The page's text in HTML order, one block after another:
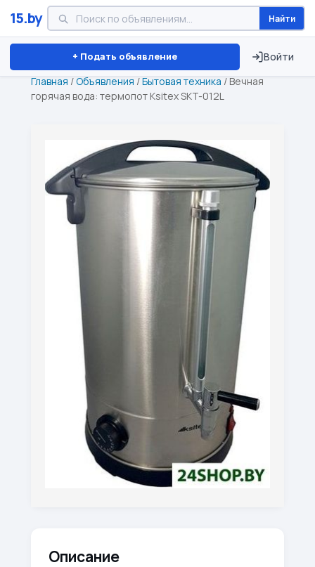
15.by Найти
+ Подать объявление Войти
Минск Витебск Брест ⏱ ТОЛЬКО 15 ДНЕЙ
Главная /Объявления /Бытовая техника / Вечная
горячая вода: термопот Ksitex SKT-012L
Описание